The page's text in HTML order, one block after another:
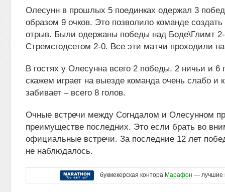
Олесунн в прошлых 5 поединках одержал 3
образом 9 очков. Это позволило команде создать
отрыв. Были одержаны победы над Боде\Глимт 2-
Стремсгодсетом 2-0. Все эти матчи проходили
В гостях у Олесунна всего 2 победы, 2 ничьи и
скажем играет на выезде команда очень слабо и
забивает – всего 8 голов.
Очные встречи между Согндалом и Олесунном
преимуществе последних. Это если брать во
официальные встречи. За последние 12 лет
не наблюдалось.
букмекерская контора Марафон — лучшие